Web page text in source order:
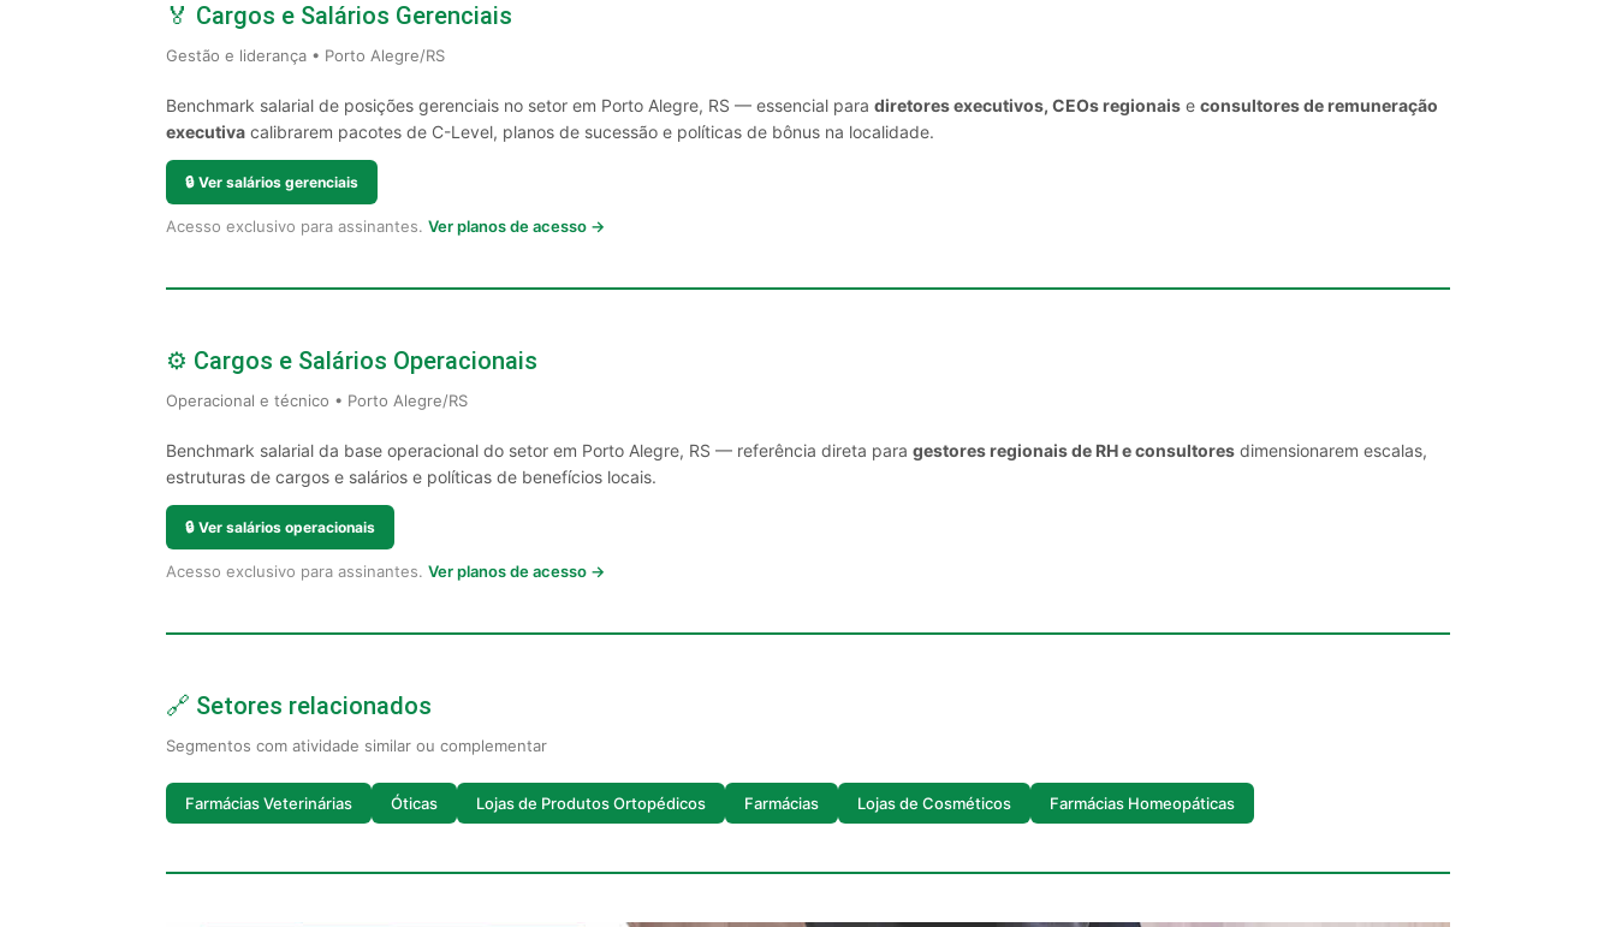
🏅 Cargos e Salários Gerenciais
Gestão e liderança • Porto Alegre/RS
Benchmark salarial de posições gerenciais no setor em Porto Alegre, RS — essencial para diretores executivos, CEOs regionais e consultores de remuneração
executiva calibrarem pacotes de C-Level, planos de sucessão e políticas de bônus na localidade.
🔒 Ver salários gerenciais
Acesso exclusivo para assinantes. Ver planos de acesso →
⚙️ Cargos e Salários Operacionais
Operacional e técnico • Porto Alegre/RS
Benchmark salarial da base operacional do setor em Porto Alegre, RS — referência direta para gestores regionais de RH e consultores dimensionarem escalas,
estruturas de cargos e salários e políticas de benefícios locais.
🔒 Ver salários operacionais
Acesso exclusivo para assinantes. Ver planos de acesso →
🔗 Setores relacionados
Segmentos com atividade similar ou complementar
Farmácias Veterinárias Óticas Lojas de Produtos Ortopédicos Farmácias Lojas de Cosméticos Farmácias Homeopáticas